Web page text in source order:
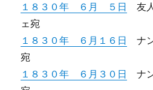
１８３０年 ６月 ５日
友
ェ宛
１８３０年 ６月１６日
ナ
宛
１８３０年 ６月３０日
ナ